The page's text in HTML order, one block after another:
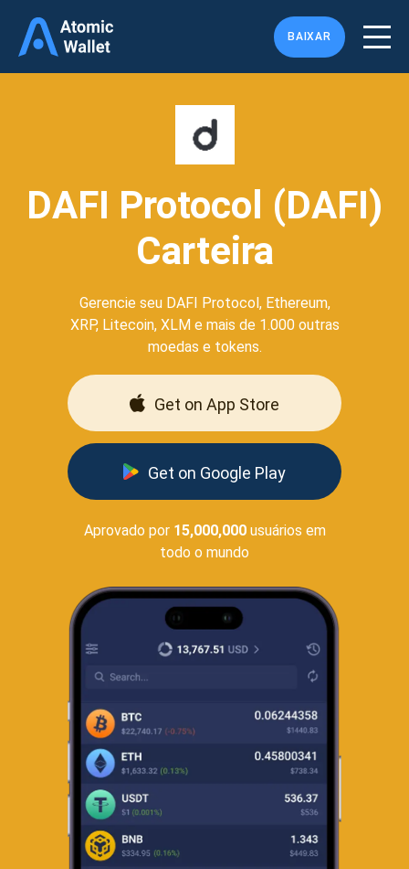
BAIXAR
DAFI Protocol (DAFI)
Carteira
Gerencie seu DAFI Protocol, Ethereum,
XRP, Litecoin, XLM e mais de 1.000 outras
moedas e tokens.
Get on App Store
Get on Google Play
Aprovado por 15,000,000usuários em
todo o mundo